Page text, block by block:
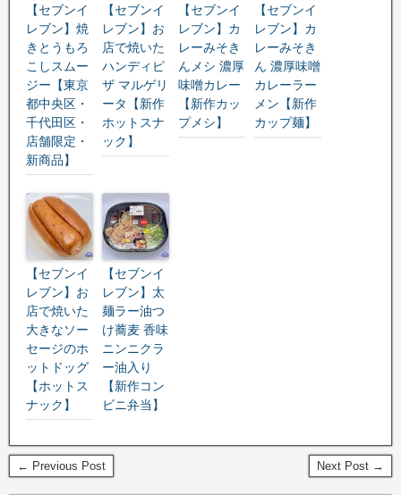
【セブンイ
レブン】焼
きとうもろ
こしスムー
ジー【東京
都中央区・
千代田区・
店舗限定・
新商品】
【セブンイ
レブン】お
店で焼いた
ハンディピ
ザ マルゲリ
ータ【新作
ホットスナ
ック】
【セブンイ
レブン】カ
レーみそき
んメシ 濃厚
味噌カレー
【新作カッ
プメシ】
【セブンイ
レブン】カ
レーみそき
ん 濃厚味噌
カレーラー
メン【新作
カップ麺】
【セブンイ
レブン】お
店で焼いた
大きなソー
セージのホ
ットドッグ
【ホットス
ナック】
【セブンイ
レブン】太
麺ラー油つ
け蕎麦 香味
ニンニクラ
ー油入り
【新作コン
ビニ弁当】
← Previous Post Next Post →